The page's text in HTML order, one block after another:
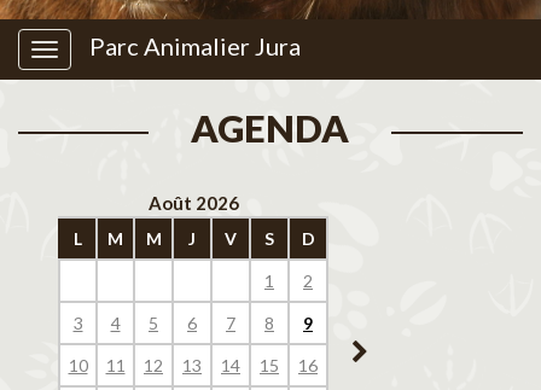
Parc Animalier Jura
AGENDA
Août 2026
L M M J V S D
1 2
3 4 5 6 7 8 9
10 11 12 13 14 15 16 14